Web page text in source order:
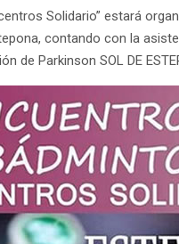
Solidario” estará
contando con la
de Parkinson SOL DE